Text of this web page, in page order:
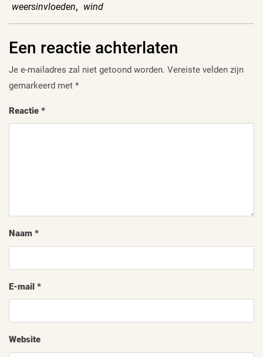
weersinvloeden, wind
Een reactie achterlaten
Je e-mailadres zal niet getoond worden. Vereiste velden zijn
gemarkeerd met *
Reactie *
Naam *
E-mail *
Website